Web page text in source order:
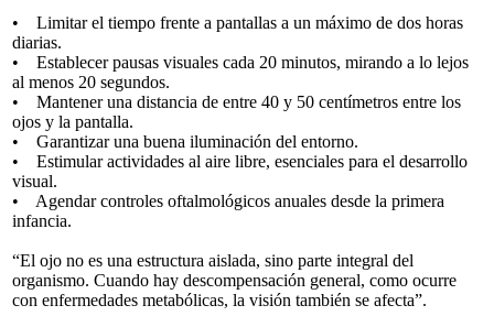
• Limitar el tiempo frente a pantallas a un máximo de dos horas
diarias.
• Establecer pausas visuales cada 20 minutos, mirando a lo lejos
al menos 20 segundos.
• Mantener una distancia de entre 40 y 50 centímetros entre los
ojos y la pantalla.
• Garantizar una buena iluminación del entorno.
• Estimular actividades al aire libre, esenciales para el desarrollo
visual.
• Agendar controles oftalmológicos anuales desde la primera
infancia.
“El ojo no es una estructura aislada, sino parte integral del
organismo. Cuando hay descompensación general, como ocurre
con enfermedades metabólicas, la visión también se afecta”.